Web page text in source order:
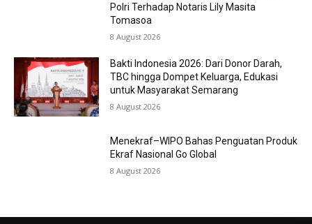
Polri Terhadap Notaris Lily Masita
Tomasoa
8 August 2026
Bakti Indonesia 2026: Dari Donor Darah,
TBC hingga Dompet Keluarga, Edukasi
untuk Masyarakat Semarang
8 August 2026
Menekraf–WIPO Bahas Penguatan Produk
Ekraf Nasional Go Global
8 August 2026